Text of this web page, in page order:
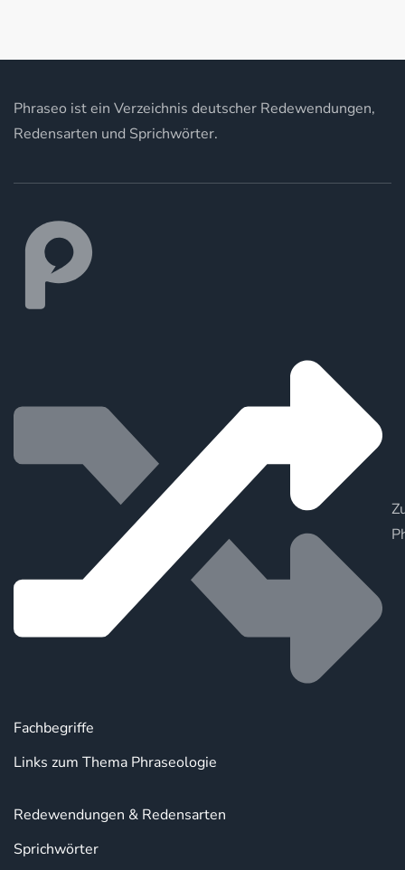
Phraseo ist ein Verzeichnis deutscher Redewendungen,
Redensarten und Sprichwörter.
Fachbegriffe
Links zum Thema Phraseologie
Redewendungen & Redensarten
Sprichwörter